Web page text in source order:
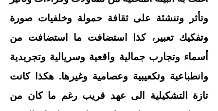
وتأثر وتنشئة على ثقافة حمولة وخلفيات صورة
وتفكيك تعبير، كذا استضافت ما استضافت من
أسماء وتجارب جمالية واقعية وسريالية وتجريدية
وانطباعية وتكعيبية وعصامية وغيرها. هكذا كانت
تازة التشكيلية الى عهد قريب رغم ما كان من